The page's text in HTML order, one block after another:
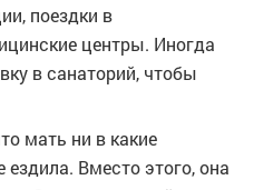
поездки в
центры. Иногда
в санаторий, чтобы
мать ни в какие
Вместо этого, она